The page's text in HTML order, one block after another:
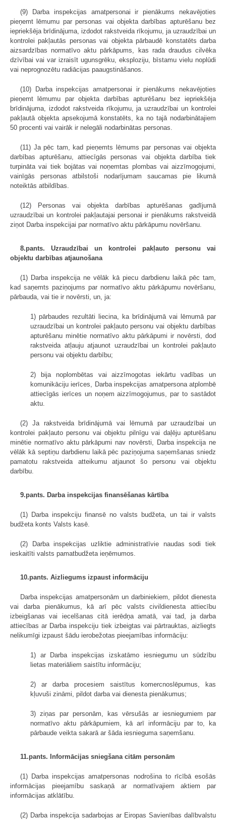
(9) Darba inspekcijas amatpersonai ir pienākums nekavējoties
pieņemt lēmumu par personas vai objekta darbības apturēšanu bez
iepriekšēja brīdinājuma, izdodot rakstveida rīkojumu, ja uzraudzībai un
kontrolei pakļautās personas vai objekta pārbaudē konstatēts darba
aizsardzības normatīvo aktu pārkāpums, kas rada draudus cilvēka
dzīvībai vai var izraisīt ugunsgrēku, eksploziju, bīstamu vielu noplūdi
vai neprognozētu radiācijas paaugstināšanos.
(10) Darba inspekcijas amatpersonai ir pienākums nekavējoties
pieņemt lēmumu par objekta darbības apturēšanu bez iepriekšēja
brīdinājuma, izdodot rakstveida rīkojumu, ja uzraudzībai un kontrolei
pakļautā objekta apsekojumā konstatēts, ka no tajā nodarbinātajiem
50 procenti vai vairāk ir nelegāli nodarbinātas personas.
(11) Ja pēc tam, kad pieņemts lēmums par personas vai objekta
darbības apturēšanu, attiecīgās personas vai objekta darbība tiek
turpināta vai tiek bojātas vai noņemtas plombas vai aizzīmogojumi,
vainīgās personas atbilstoši nodarījumam sau­camas pie likumā
noteiktās atbildības.
(12) Personas vai objekta darbības apturēšanas gadījumā
uzraudzībai un kontrolei pakļautajai personai ir pienākums rakstveidā
ziņot Darba inspekcijai par normatīvo aktu pārkāpumu novēršanu.
8.pants. Uzraudzībai un kontrolei pakļauto personu vai
objektu darbības atjaunošana
(1) Darba inspekcija ne vēlāk kā piecu darbdienu laikā pēc tam,
kad saņemts paziņojums par normatīvo aktu pārkāpumu novēršanu,
pārbauda, vai tie ir novērsti, un, ja:
1) pārbaudes rezultāti liecina, ka brīdinājumā vai lēmumā par
uzraudzībai un kontrolei pakļauto personu vai objektu darbības
apturēšanu minētie normatīvo aktu pārkāpumi ir novērsti, dod
rakstveida atļauju atjaunot uzraudzībai un kontrolei pakļauto
personu vai objektu darbību;
2) bija noplombētas vai aizzīmogotas iekārtu vadības un
komunikāciju ierīces, Darba inspekcijas amatpersona atplombē
attiecīgās ierīces un noņem aizzīmogojumus, par to sastādot
aktu.
(2) Ja rakstveida brīdinājumā vai lēmumā par uzraudzībai un
kontrolei pakļauto personu vai objektu pilnīgu vai daļēju apturēšanu
minētie normatīvo aktu pārkāpumi nav novērsti, Darba inspekcija ne
vēlāk kā septiņu darbdienu laikā pēc paziņojuma saņemšanas sniedz
pamatotu rakstveida atteikumu atjaunot šo personu vai objektu
darbību.
9.pants. Darba inspekcijas finansēšanas kārtība
(1) Darba inspekciju finansē no valsts budžeta, un tai ir valsts
budžeta konts Valsts kasē.
(2) Darba inspekcijas uzliktie administratīvie naudas sodi tiek
ieskaitīti valsts pamatbudžeta ieņēmumos.
10.pants. Aizliegums izpaust informāciju
Darba inspekcijas amatpersonām un darbiniekiem, pildot dienesta
vai darba pienākumus, kā arī pēc valsts civildienesta attiecību
izbeigšanas vai iecelšanas citā ierēdņa amatā, vai tad, ja darba
attiecības ar Darba inspekciju tiek izbeigtas vai pārtrauktas, aizliegts
nelikumīgi izpaust šādu ierobežotas pieejamības informāciju:
1) ar Darba inspekcijas izskatāmo iesniegumu un sūdzību
lietas materiāliem saistītu informāciju;
2) ar darba procesiem saistītus komercnoslēpumus, kas
kļuvuši zināmi, pildot darba vai dienesta pienākumus;
3) ziņas par personām, kas vērsušās ar iesniegumiem par
normatīvo aktu pārkāpumiem, kā arī informāciju par to, ka
pārbaude veikta sakarā ar šāda iesnieguma saņemšanu.
11.pants. Informācijas sniegšana citām personām
(1) Darba inspekcijas amatpersonas nodrošina to rīcībā esošās
informācijas pieejamību saskaņā ar normatīvajiem aktiem par
informācijas atklātību.
(2) Darba inspekcija sadarbojas ar Eiropas Savienības dalībvalstu